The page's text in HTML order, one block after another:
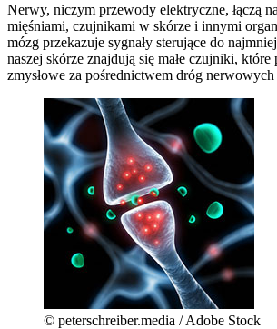
Nerwy, niczym przewody elektryczne, łączą
mięśniami, czujnikami w skórze i innymi
mózg przekazuje sygnały sterujące do
naszej skórze znajdują się małe czujniki, które
zmysłowe za pośrednictwem dróg
© peterschreiber.media / Adobe Stock